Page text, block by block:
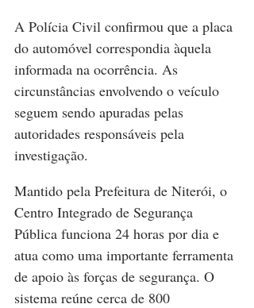
A Polícia Civil confirmou que a placa
do automóvel correspondia àquela
informada na ocorrência. As
circunstâncias envolvendo o veículo
seguem sendo apuradas pelas
autoridades responsáveis pela
investigação.
Mantido pela Prefeitura de Niterói, o
Centro Integrado de Segurança
Pública funciona 24 horas por dia e
atua como uma importante ferramenta
de apoio às forças de segurança. O
sistema reúne cerca de 800